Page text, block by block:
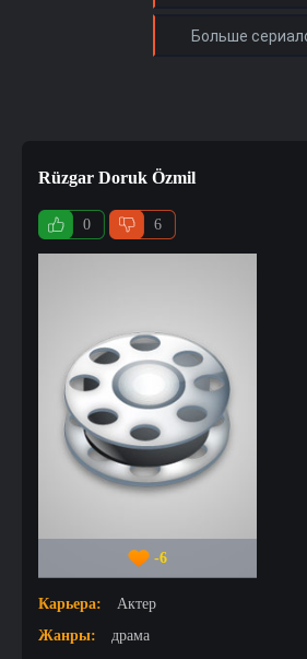
Rüzgar Doruk Özmil
0 6
-6
Карьера:
Актер
Жанры:
драма